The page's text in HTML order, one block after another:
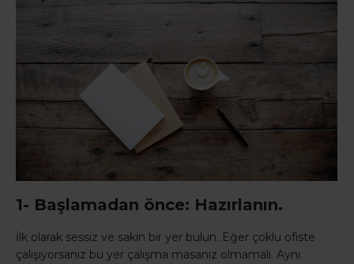
1- Başlamadan önce: Hazırlanın.
İlk olarak sessiz ve sakin bir yer bulun. Eğer çoklu ofiste
çalışıyorsanız bu yer çalışma masanız olmamalı. Aynı